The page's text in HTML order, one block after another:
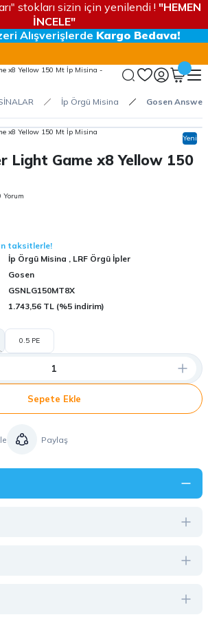
stokları sizin için yenilendi ! "HEMEN
İNCELE"
Alışverişlerde Kargo Bedava!
İp Örgü Misina Gosen
Yeni
Light Game x8 Yellow 150
Yorum
taksitlerle!
İp Örgü Misina , LRF Örgü İpler
Gosen
GSNLG150MT8X
1.743,56 TL (%5 indirim)
0.5 PE
Sepete Ekle
Paylaş